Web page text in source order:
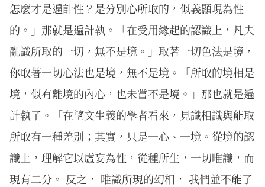
怎麼才是遍計性？是分別心所取的，似義顯現為性
的。」那就是遍計執。「在受用緣起的認識上，凡夫
亂識所取的一切，無不是境。」取著一切色法是境，
你取著一切心法也是境，無不是境。「所取的境相是
境，似有離境的內心，也未嘗不是境。」那也就是遍
計執了。「在望文生義的學者看來，見識相識與能取
所取有一種差別；其實，只是一心、一境。從境的認
識上，理解它以虛妄為性，從種所生，一切唯識，而
現有二分。 反之， 唯識所現的幻相， 我們並不能了